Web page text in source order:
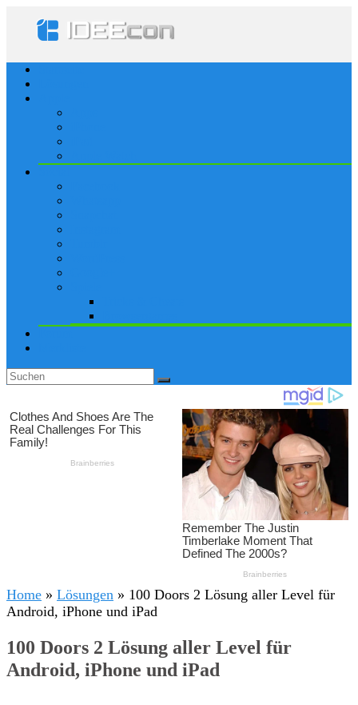
Home » Lösungen » 100 Doors 2 Lösung aller Level für
Android, iPhone und iPad
100 Doors 2 Lösung aller Level für
Android, iPhone und iPad